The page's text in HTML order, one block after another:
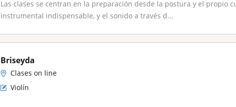
Las clases se centran en la preparación desde la postura y el propio
instrumental indispensable, y el sonido a través d...
Briseyda
Clases on line
Violín